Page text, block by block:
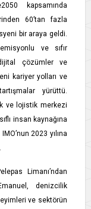
kapsamında
60’tan fazla
bir araya geldi.
ve sıfır
çözümler ve
kariyer yolları ve
yürüttü.
ve lojistik merkezi
insan kaynağına
2023 yılına
Limanı’ndan
denizcilik
ve sektörün